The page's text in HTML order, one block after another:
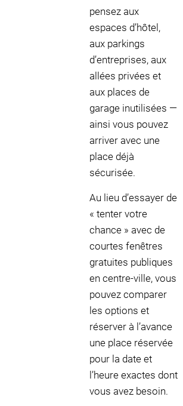
pensez aux
espaces d’hôtel,
aux parkings
d’entreprises, aux
allées privées et
aux places de
garage inutilisées —
ainsi vous pouvez
arriver avec une
place déjà
sécurisée.
Au lieu d’essayer de
« tenter votre
chance » avec de
courtes fenêtres
gratuites publiques
en centre-ville, vous
pouvez comparer
les options et
réserver à l’avance
une place réservée
pour la date et
l’heure exactes dont
vous avez besoin.